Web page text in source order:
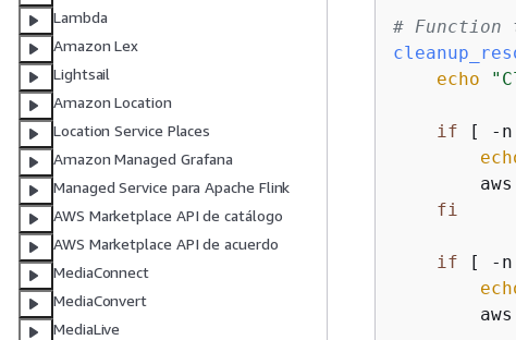
Lambda
Amazon Lex
Lightsail
Amazon Location
Location Service Places
Amazon Managed Grafana
Managed Service para Apache Flink
AWS Marketplace API de catálogo
AWS Marketplace API de acuerdo
MediaConnect
MediaConvert
MediaLive
# Function
echo
if [ -n
fi
if [ -n